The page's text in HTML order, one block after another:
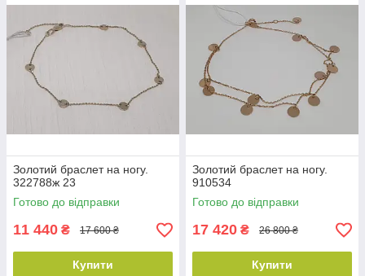
Золотий браслет на ногу.
322788ж 23
Готово до відправки
11 440 ₴ 17 600 ₴
Купити
Золотий браслет на ногу.
910534
Готово до відправки
17 420 ₴ 26 800 ₴
Купити